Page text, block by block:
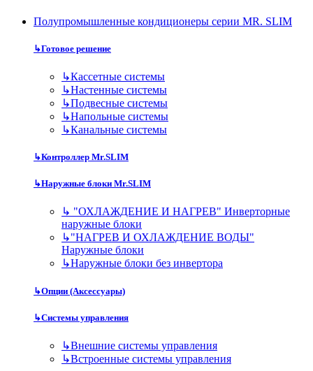
Полупромышленные кондиционеры серии MR. SLIM
↳Готовое решение
↳Кассетные системы
↳Настенные системы
↳Подвесные системы
↳Напольные системы
↳Канальные системы
↳Контроллер Mr.SLIM
↳Наружные блоки Mr.SLIM
↳ "ОХЛАЖДЕНИЕ И НАГРЕВ" Инверторные
наружные блоки
↳"НАГРЕВ И ОХЛАЖДЕНИЕ ВОДЫ"
Наружные блоки
↳Наружные блоки без инвертора
↳Опции (Аксессуары)
↳Системы управления
↳Внешние системы управления
↳Встроенные системы управления